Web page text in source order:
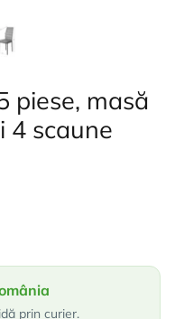
piese, masă
4 scaune
prin curier.